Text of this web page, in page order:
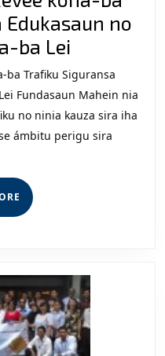
no
ba LeiAtensaun
hodi
Revee
kona-
ba
kona-
ba
Lei
ba Trafiku Siguransa
Fundasaun Mahein nia
no ninia kauza sira iha
ámbitu perigu sira
READ
MORE